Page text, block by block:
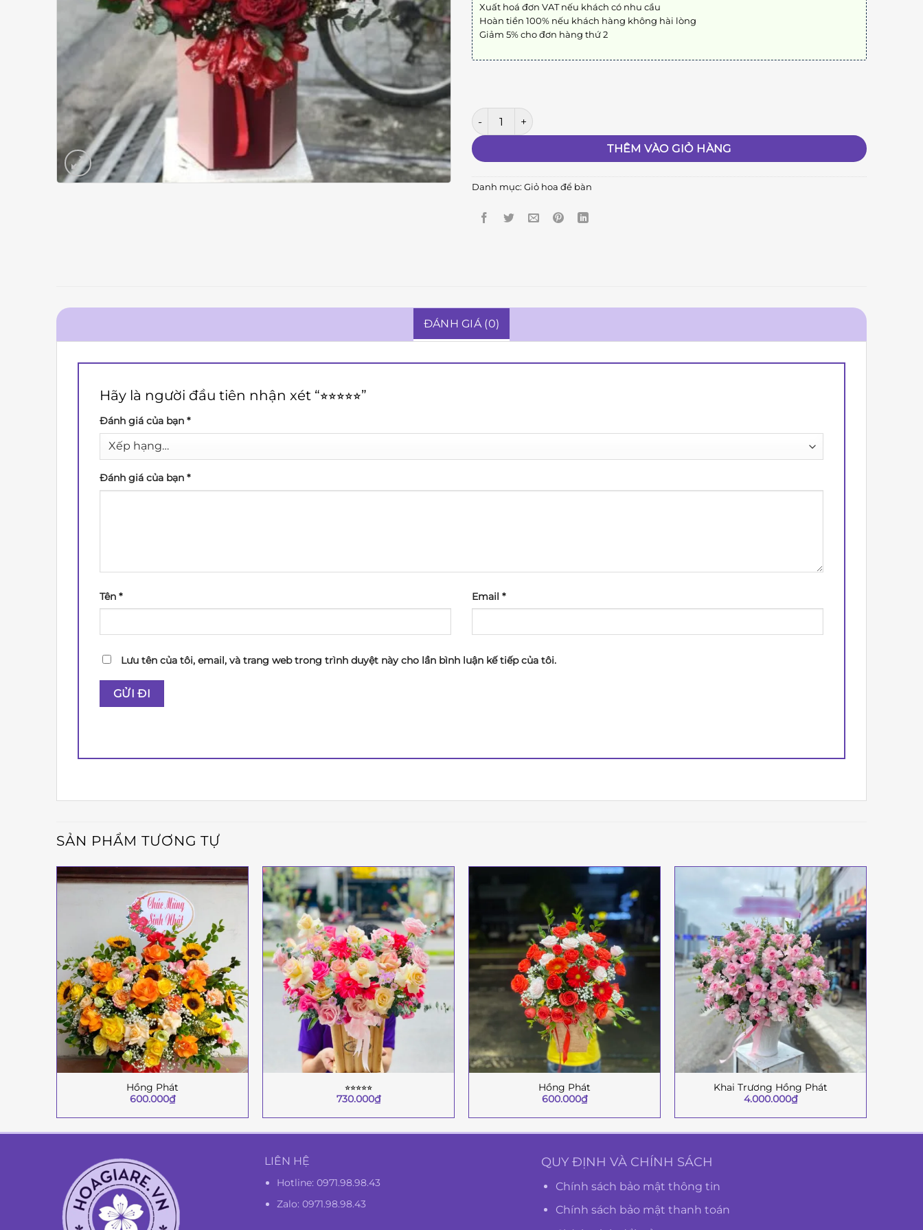
Xuất hoá đơn VAT nếu khách có nhu cầu
Hoàn tiền 100% nếu khách hàng không hài lòng
Giảm 5% cho đơn hàng thứ 2
⭐︎⭐︎⭐︎⭐︎⭐︎ số lượng
THÊM VÀO GIỎ HÀNG
Danh mục: Giỏ hoa để bàn
ĐÁNH GIÁ (0)
Hãy là người đầu tiên nhận xét “⭐︎⭐︎⭐︎⭐︎⭐︎”
Đánh giá của bạn *
Đánh giá của bạn *
Tên * Email *
Lưu tên của tôi, email, và trang web trong trình duyệt này cho lần bình luận kế tiếp của tôi.
SẢN PHẨM TƯƠNG TỰ
Hồng Phát
600.000₫
⭐︎⭐︎⭐︎⭐︎⭐︎
730.000₫
Hồng Phát
600.000₫
Khai Trương Hồng Phát
4.000.000₫
LIÊN HỆ
Hotline:0971.98.98.43
Zalo: 0971.98.98.43
QUY ĐỊNH VÀ CHÍNH SÁCH
Chính sách bảo mật thông tin
Chính sách bảo mật thanh toán